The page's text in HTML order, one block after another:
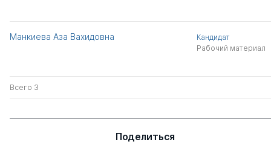
Манкиева Аза Вахидовна
Кандидат
Рабочий материал
Всего 3
Поделиться